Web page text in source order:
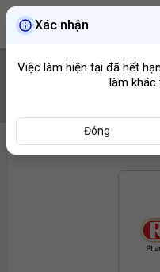
Xác nhận
Việc làm hiện tại đã hết
làm khác
Đóng